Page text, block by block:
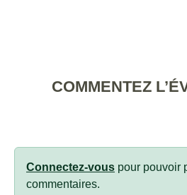
COMMENTEZ
Connectez-vous pour pouvoir
commentaires.